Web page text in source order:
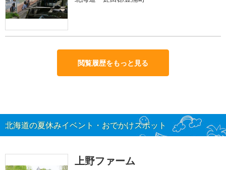
閲覧履歴をもっと見る
北海道の夏休みイベント・おでかけスポット
上野ファーム